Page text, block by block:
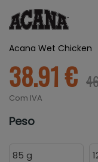
Acana Wet Chicken
38.91 €
Com IVA
Peso
85 g